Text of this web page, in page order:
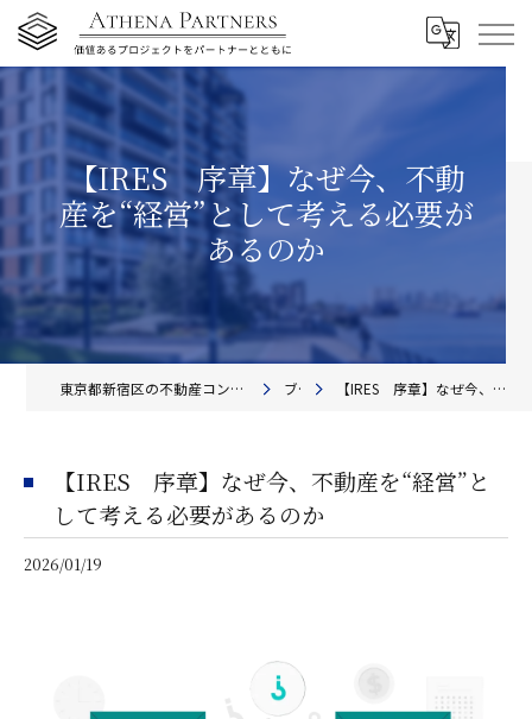
【IRES 序章】なぜ今、不動
産を“経営”として考える必要が
あるのか
東京都新宿区の不動産コンサルティングならアテナ・パートナーズ株式会社 ブログ 【IRES 序章】なぜ今、不動産を“経営”として考える必要があるのか
【IRES 序章】なぜ今、不動産を“経営”と
して考える必要があるのか
2026/01/19